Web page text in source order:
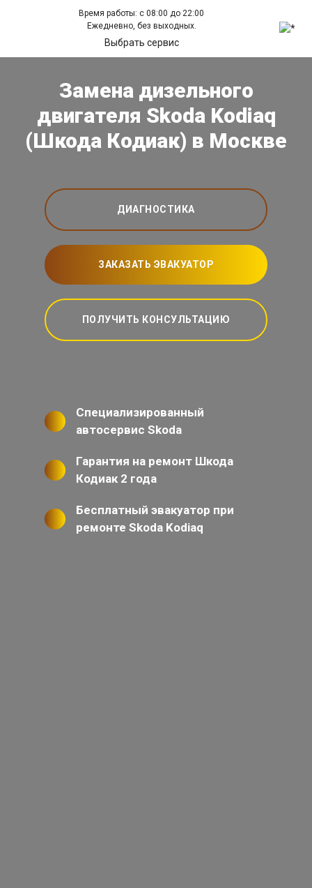
Время работы: с 08:00 до 22:00
Ежедневно, без выходных.
Выбрать сервис
Замена дизельного
двигателя Skoda Kodiaq
(Шкода Кодиак) в Москве
ДИАГНОСТИКА
ЗАКАЗАТЬ ЭВАКУАТОР
ПОЛУЧИТЬ КОНСУЛЬТАЦИЮ
Специализированный
автосервис Skoda
Гарантия на ремонт Шкода
Кодиак 2 года
Бесплатный эвакуатор при
ремонте Skoda Kodiaq